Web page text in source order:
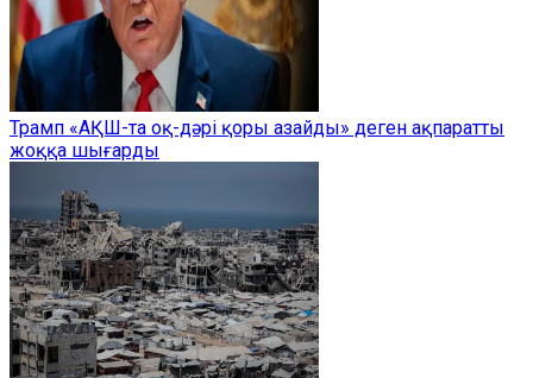
Трамп «АҚШ-та оқ-дәрі қоры азайды» деген ақпаратты
жоққа шығарды